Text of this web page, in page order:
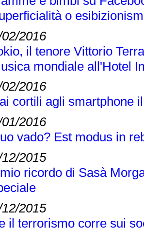
o
2016
il tenore Vittorio
mondiale all'Hotel
2016
cortili agli smartphone
2016
vado? Est modus in
2015
ricordo di Sasà
2015
il terrorismo corre sui